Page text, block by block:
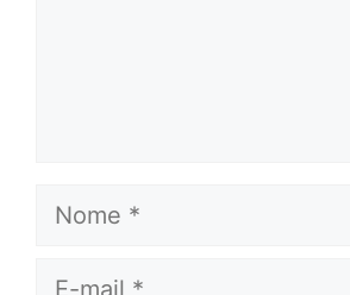
Nome
E-